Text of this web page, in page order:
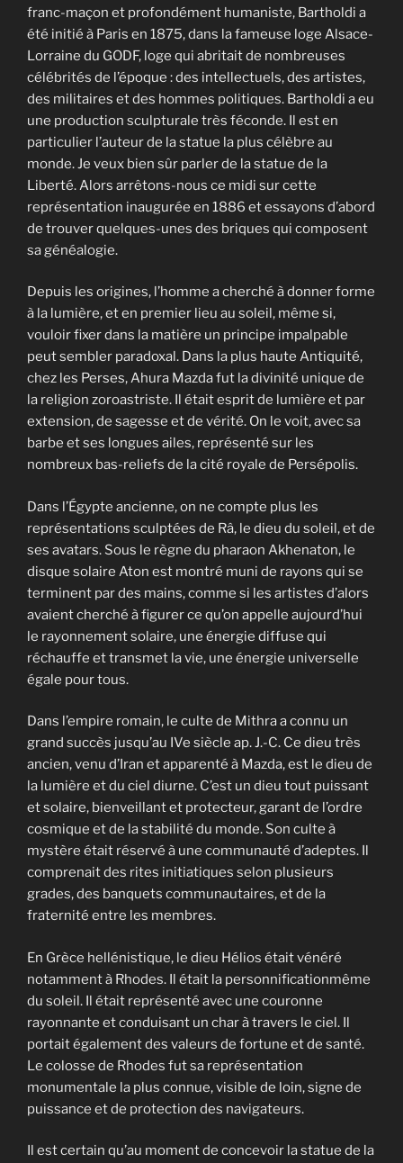
franc-maçon et profondément humaniste, Bartholdi a
été initié à Paris en 1875, dans la fameuse loge Alsace-
Lorraine du GODF, loge qui abritait de nombreuses
célébrités de l’époque : des intellectuels, des artistes,
des militaires et des hommes politiques. Bartholdi a eu
une production sculpturale très féconde. Il est en
particulier l’auteur de la statue la plus célèbre au
monde. Je veux bien sûr parler de la statue de la
Liberté. Alors arrêtons-nous ce midi sur cette
représentation inaugurée en 1886 et essayons d’abord
de trouver quelques-unes des briques qui composent
sa généalogie.
Depuis les origines, l’homme a cherché à donner forme
à la lumière, et en premier lieu au soleil, même si,
vouloir fixer dans la matière un principe impalpable
peut sembler paradoxal. Dans la plus haute Antiquité,
chez les Perses, Ahura Mazda fut la divinité unique de
la religion zoroastriste. Il était esprit de lumière et par
extension, de sagesse et de vérité. On le voit, avec sa
barbe et ses longues ailes, représenté sur les
nombreux bas-reliefs de la cité royale de Persépolis.
Dans l’Égypte ancienne, on ne compte plus les
représentations sculptées de Râ, le dieu du soleil, et de
ses avatars. Sous le règne du pharaon Akhenaton, le
disque solaire Aton est montré muni de rayons qui se
terminent par des mains, comme si les artistes d’alors
avaient cherché à figurer ce qu’on appelle aujourd’hui
le rayonnement solaire, une énergie diffuse qui
réchauffe et transmet la vie, une énergie universelle
égale pour tous.
Dans l’empire romain, le culte de Mithra a connu un
grand succès jusqu’au IVe siècle ap. J.-C. Ce dieu très
ancien, venu d’Iran et apparenté à Mazda, est le dieu de
la lumière et du ciel diurne. C’est un dieu tout puissant
et solaire, bienveillant et protecteur, garant de l’ordre
cosmique et de la stabilité du monde. Son culte à
mystère était réservé à une communauté d’adeptes. Il
comprenait des rites initiatiques selon plusieurs
grades, des banquets communautaires, et de la
fraternité entre les membres.
En Grèce hellénistique, le dieu Hélios était vénéré
notamment à Rhodes. Il était la personnificationmême
du soleil. Il était représenté avec une couronne
rayonnante et conduisant un char à travers le ciel. Il
portait également des valeurs de fortune et de santé.
Le colosse de Rhodes fut sa représentation
monumentale la plus connue, visible de loin, signe de
puissance et de protection des navigateurs.
Il est certain qu’au moment de concevoir la statue de la